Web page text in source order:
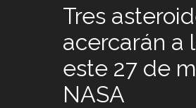
Tres
acercarán a
este 27 de
NASA